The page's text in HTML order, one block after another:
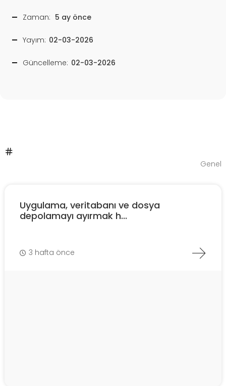
Zaman: 5 ay önce
Yayım: 02-03-2026
Güncelleme: 02-03-2026
Genel
Uygulama, veritabanı ve dosya
depolamayı ayırmak h...
3 hafta önce